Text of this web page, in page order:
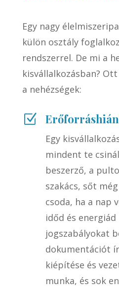
Egy nagy
külön osztály
rendszerrel. De mi a
kisvállalkozásban?
a nehézségek:
Z
Egy
mindent te
beszerző, a
szakács, sőt
csoda, ha a nap
időd és energiád
jogszabályokat
dokumentációt
kiépítése és
munka, és sok